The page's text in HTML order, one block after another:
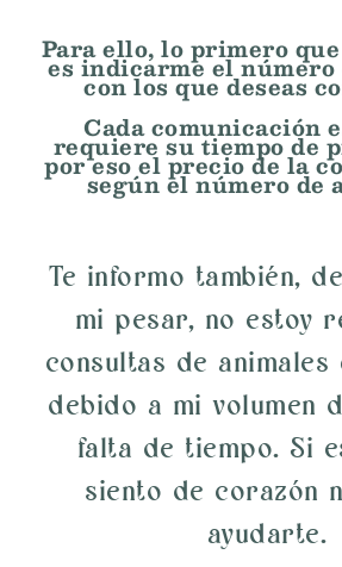
Para ello, lo primero
es indicarme el número
con los que deseas
Cada comunicación
requiere su tiempo de
por eso el precio de la
según el número de
Te informo también,
mi pesar, no estoy
consultas de animales
debido a mi volumen
falta de tiempo. Si
siento de corazón
ayudarte.